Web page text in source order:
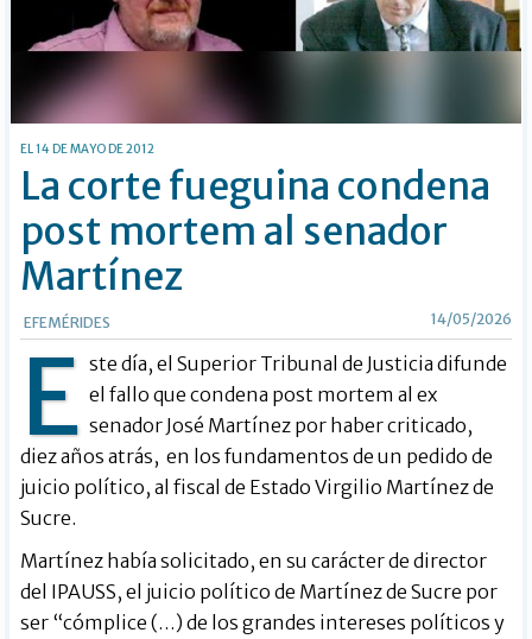
EL 14 DE MAYO DE 2012
La corte fueguina condena
post mortem al senador
Martínez
EFEMÉRIDES 14/05/2026
E ste día, el Superior Tribunal de Justicia difunde
el fallo que condena post mortem al ex
senador José Martínez por haber criticado,
diez años atrás, en los fundamentos de un pedido de
juicio político, al fiscal de Estado Virgilio Martínez de
Sucre.
Martínez había solicitado, en su carácter de director
del IPAUSS, el juicio político de Martínez de Sucre por
ser “cómplice (…) de los grandes intereses políticos y